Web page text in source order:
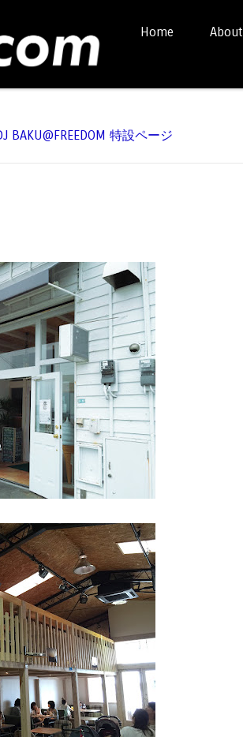
Skip to content
Home About
BAKU@FREEDOM 特設ページ